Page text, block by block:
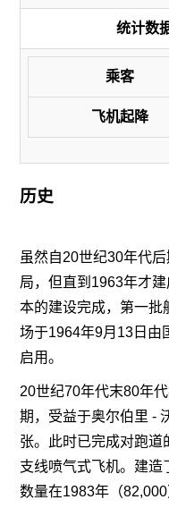
统计数
乘客
飞机起降
历史
虽然自20世纪30年代
局，但直到1963年才
本的建设完成，第一批
场于1964年9月13日由
启用。
20世纪70年代末80年
期，受益于奥尔伯里 -
张。此时已完成对跑
支线喷气式飞机。建造
数量在1983年（